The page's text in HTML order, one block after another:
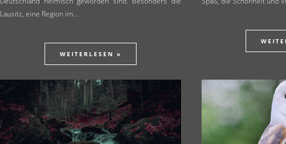
Lausitz, eine Region im…
WEITERLESEN »